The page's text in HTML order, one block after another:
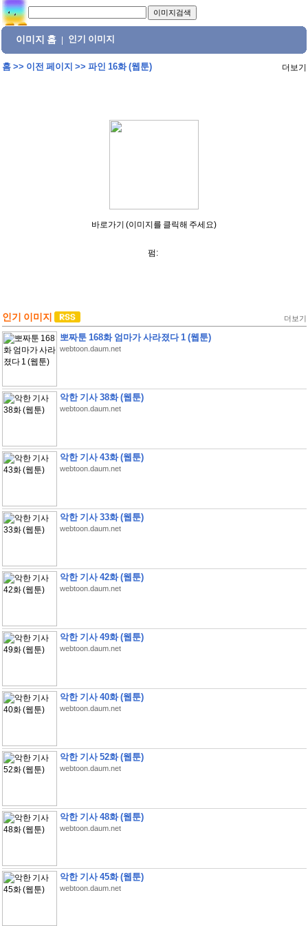
이미지 홈 인기 이미지
홈>> 이전 페이지 >> 파인 16화 (웹툰) 더보기
바로가기 (이미지를 클릭해 주세요)
펌:
인기 이미지 더보기
뽀짜툰 168화 엄마가 사라졌다 1 (웹툰)
webtoon.daum.net
악한 기사 38화 (웹툰)
webtoon.daum.net
악한 기사 43화 (웹툰)
webtoon.daum.net
악한 기사 33화 (웹툰)
webtoon.daum.net
악한 기사 42화 (웹툰)
webtoon.daum.net
악한 기사 49화 (웹툰)
webtoon.daum.net
악한 기사 40화 (웹툰)
webtoon.daum.net
악한 기사 52화 (웹툰)
webtoon.daum.net
악한 기사 48화 (웹툰)
webtoon.daum.net
악한 기사 45화 (웹툰)
webtoon.daum.net